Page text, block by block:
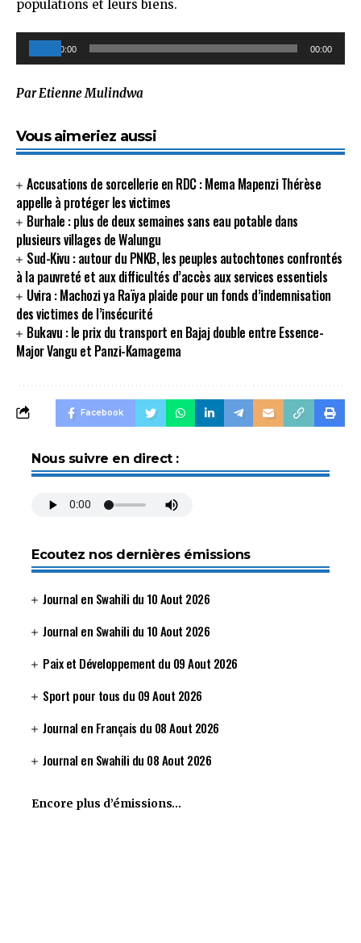
populations et leurs biens.
Lecteur
audio
00:00 00:00
Par Etienne Mulindwa
Vous aimeriez aussi
Accusations de sorcellerie en RDC : Mema Mapenzi Thérèse
appelle à protéger les victimes
Burhale : plus de deux semaines sans eau potable dans
plusieurs villages de Walungu
Sud-Kivu : autour du PNKB, les peuples autochtones confrontés
à la pauvreté et aux difficultés d’accès aux services essentiels
Uvira : Machozi ya Raïya plaide pour un fonds d’indemnisation
des victimes de l’insécurité
Bukavu : le prix du transport en Bajaj double entre Essence-
Major Vangu et Panzi-Kamagema
Facebook
Nous suivre en direct :
Ecoutez nos dernières émissions
Journal en Swahili du 10 Aout 2026
Journal en Swahili du 10 Aout 2026
Paix et Développement du 09 Aout 2026
Sport pour tous du 09 Aout 2026
Journal en Français du 08 Aout 2026
Journal en Swahili du 08 Aout 2026
Encore plus d’émissions…